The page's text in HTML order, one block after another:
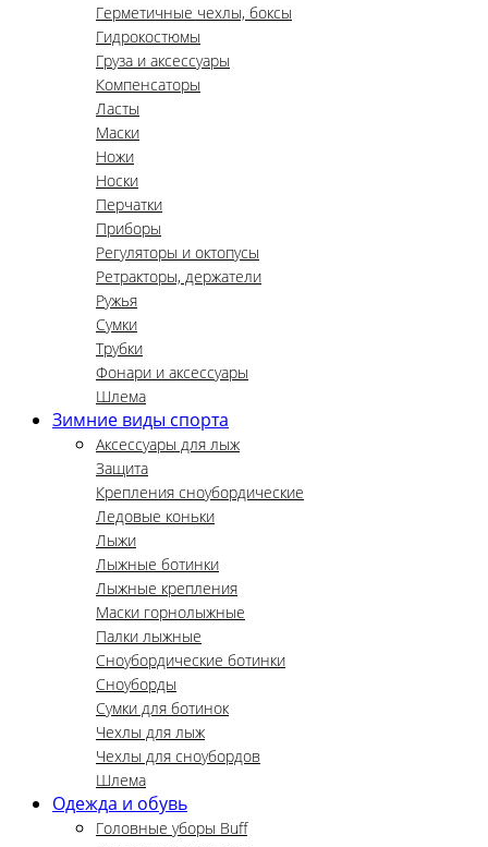
Герметичные чехлы, боксы
Гидрокостюмы
Груза и аксессуары
Компенсаторы
Ласты
Маски
Ножи
Носки
Перчатки
Приборы
Регуляторы и октопусы
Ретракторы, держатели
Ружья
Сумки
Трубки
Фонари и аксессуары
Шлема
Зимние виды спорта
Аксессуары для лыж
Защита
Крепления сноубордические
Ледовые коньки
Лыжи
Лыжные ботинки
Лыжные крепления
Маски горнолыжные
Палки лыжные
Сноубордические ботинки
Сноуборды
Сумки для ботинок
Чехлы для лыж
Чехлы для сноубордов
Шлема
Одежда и обувь
Головные уборы Buff